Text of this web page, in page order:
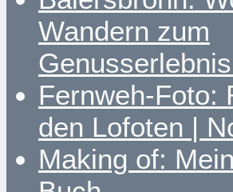
Wandern zum
Fernweh-Foto:
den Lofoten |
Making of: